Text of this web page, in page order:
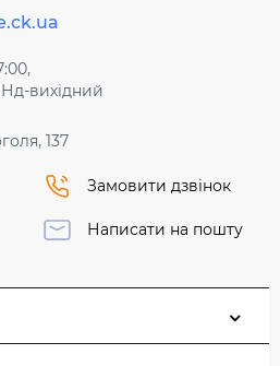
Нд-вихідний
137
Замовити дзвінок
Написати на пошту